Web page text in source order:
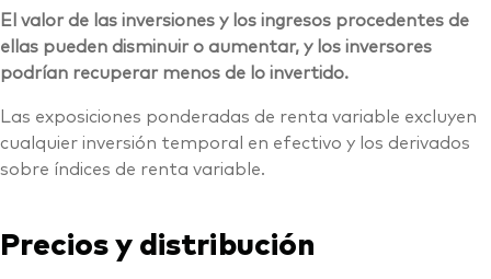
El valor de las inversiones y los ingresos procedentes de
ellas pueden disminuir o aumentar, y los inversores
podrían recuperar menos de lo invertido.
Las exposiciones ponderadas de renta variable excluyen
cualquier inversión temporal en efectivo y los derivados
sobre índices de renta variable.
Precios y distribución